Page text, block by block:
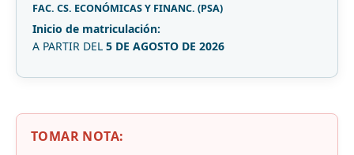
FAC. CS. ECONÓMICAS Y FINANC. (PSA)
Inicio de matriculación:
A PARTIR DEL 5 DE AGOSTO DE 2026
TOMAR NOTA: